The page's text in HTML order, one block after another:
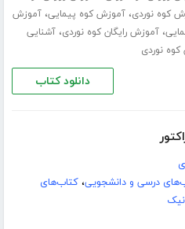
کوه نوردی،آموزش کوه پیمایی،آموزش
،آموزش رایگان کوه نوردی،آشنایی
نوردی
دانلود کتاب
درسی و دانشجویی،کتاب‌های